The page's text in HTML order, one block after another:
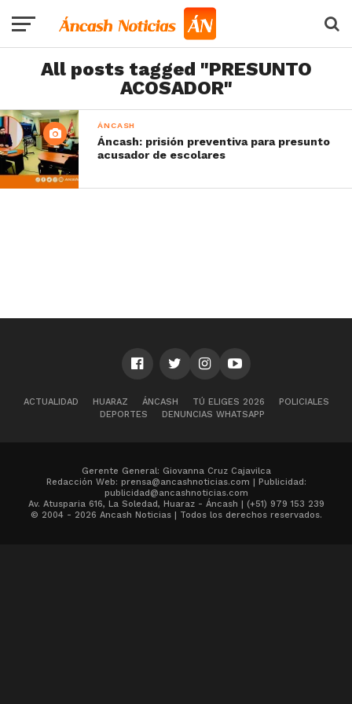
All posts tagged "PRESUNTO
ACOSADOR"
ÁNCASH
Áncash: prisión preventiva para presunto
acusador de escolares
ACTUALIDAD HUARAZ ÁNCASH TÚ ELIGES 2026
POLICIALES
DEPORTES
DENUNCIAS WHATSAPP
Gerente General: Giovanna Cruz Cajavilca
Redacción Web: prensa@ancashnoticias.com | Publicidad:
publicidad@ancashnoticias.com
Av. Atusparia 616, La Soledad, Huaraz - Áncash | (+51) 979 153 239
© 2004 - 2026 Ancash Noticias | Todos los derechos reservados.